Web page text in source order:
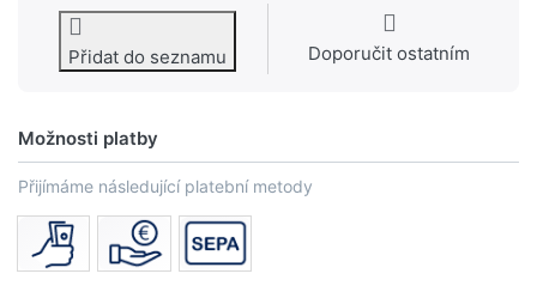
Přidat do seznamu Doporučit ostatním
Možnosti platby
Přijímáme následující platební metody